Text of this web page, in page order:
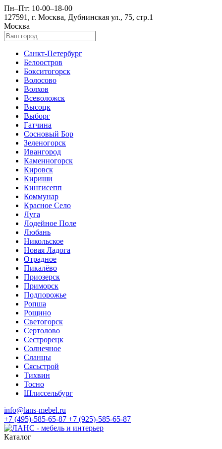
Пн–Пт: 10-00–18-00
127591, г. Москва, Дубнинская ул., 75, стр.1
Москва
Санкт-Петербург
Белоостров
Бокситогорск
Волосово
Волхов
Всеволожск
Высоцк
Выборг
Гатчина
Сосновый Бор
Зеленогорск
Ивангород
Каменногорск
Кировск
Кириши
Кингисепп
Коммунар
Красное Село
Луга
Лодейное Поле
Любань
Никольское
Новая Ладога
Отрадное
Пикалёво
Приозерск
Приморск
Подпорожье
Ропша
Рощино
Светогорск
Сертолово
Сестрорецк
Солнечное
Сланцы
Сясьстрой
Тихвин
Тосно
Шлиссельбург
info@lans-mebel.ru
+7 (495)-585-65-87 +7 (925)-585-65-87
Каталог